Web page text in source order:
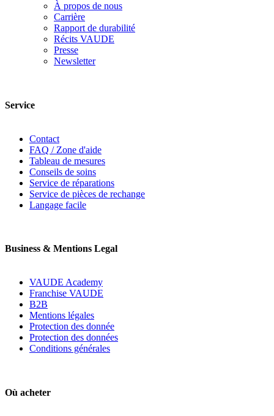
À propos de nous
Carrière
Rapport de durabilité
Récits VAUDE
Presse
Newsletter
Service
Contact
FAQ / Zone d'aide
Tableau de mesures
Conseils de soins
Service de réparations
Service de pièces de rechange
Langage facile
Business & Mentions Legal
VAUDE Academy
Franchise VAUDE
B2B
Mentions légales
Protection des donnée
Protection des données
Conditions générales
Où acheter